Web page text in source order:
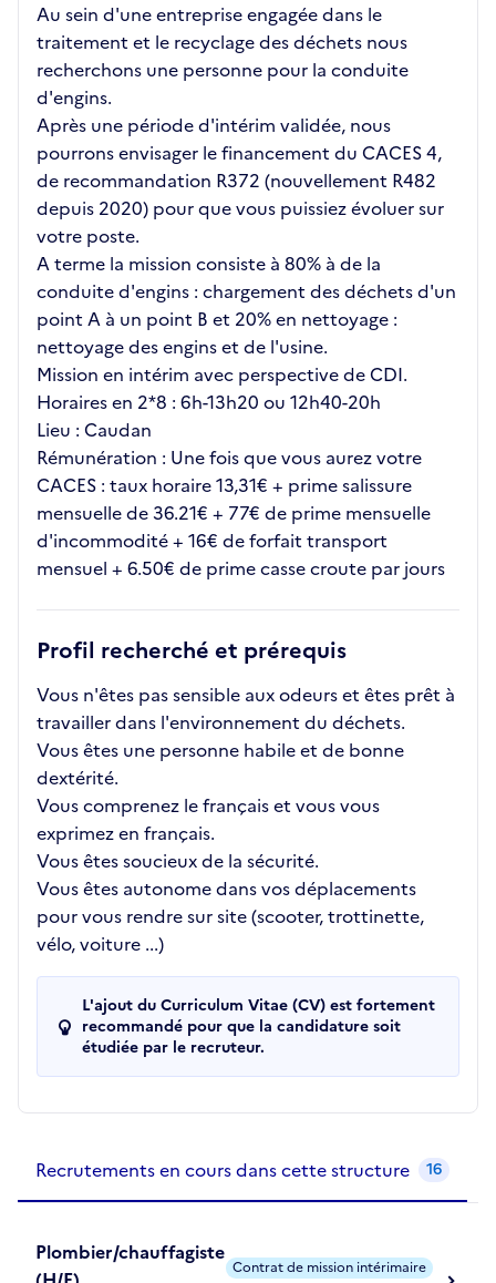
Au sein d'une entreprise engagée dans le
traitement et le recyclage des déchets nous
recherchons une personne pour la conduite
d'engins.
Après une période d'intérim validée, nous
pourrons envisager le financement du CACES 4,
de recommandation R372 (nouvellement R482
depuis 2020) pour que vous puissiez évoluer sur
votre poste.
A terme la mission consiste à 80% à de la
conduite d'engins : chargement des déchets d'un
point A à un point B et 20% en nettoyage :
nettoyage des engins et de l'usine.
Mission en intérim avec perspective de CDI.
Horaires en 2*8 : 6h-13h20 ou 12h40-20h
Lieu : Caudan
Rémunération : Une fois que vous aurez votre
CACES : taux horaire 13,31€ + prime salissure
mensuelle de 36.21€ + 77€ de prime mensuelle
d'incommodité + 16€ de forfait transport
mensuel + 6.50€ de prime casse croute par jours
Profil recherché et prérequis
Vous n'êtes pas sensible aux odeurs et êtes prêt à
travailler dans l'environnement du déchets.
Vous êtes une personne habile et de bonne
dextérité.
Vous comprenez le français et vous vous
exprimez en français.
Vous êtes soucieux de la sécurité.
Vous êtes autonome dans vos déplacements
pour vous rendre sur site (scooter, trottinette,
vélo, voiture ...)
L'ajout du Curriculum Vitae (CV) est fortement
recommandé pour que la candidature soit
étudiée par le recruteur.
Recrutements en cours dans cette structure 16
Plombier/chauffagiste
Contrat de mission intérimaire